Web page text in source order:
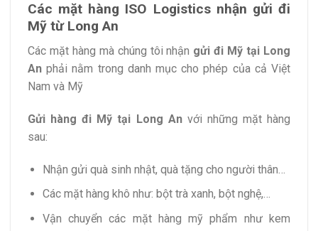
Các mặt hàng ISO Logistics nhận gửi đi
Mỹ từ Long An
Các mặt hàng mà chúng tôi nhận gửi đi Mỹ tại Long
An phải nằm trong danh mục cho phép của cả Việt
Nam và Mỹ
Gửi hàng đi Mỹ tại Long Anvới những mặt hàng
sau:
Nhận gửi quà sinh nhật, quà tặng cho người thân…
Các mặt hàng khô như: bột trà xanh, bột nghệ,…
Vận chuyển các mặt hàng mỹ phẩm như kem